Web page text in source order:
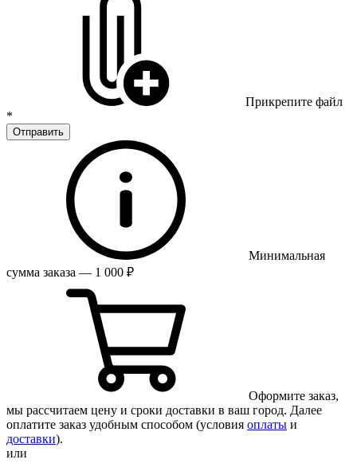
Прикрепите файл
*
Отправить
Минимальная
сумма заказа — 1 000 ₽
Оформите заказ,
мы рассчитаем цену и сроки доставки в ваш город. Далее
оплатите заказ удобным способом (условия оплаты и
доставки).
или